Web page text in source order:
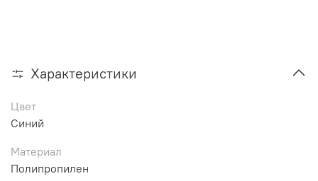
Характеристики
Цвет
Синий
Материал
Полипропилен